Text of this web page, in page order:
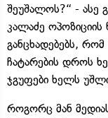
შეუშალოს?“ - ასე
კალაძე
განცხადებებს, რომ
ჩატარების დროს
ჯგუფები ხელს
როგორც მან